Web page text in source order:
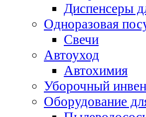
Диспенсеры
Одноразовая
Свечи
Автоуход
Автохимия
Уборочный
Оборудование